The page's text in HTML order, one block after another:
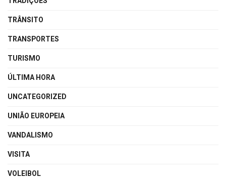
TRÂNSITO
TRANSPORTES
TURISMO
ÚLTIMA HORA
UNCATEGORIZED
UNIÃO EUROPEIA
VANDALISMO
VISITA
VOLEIBOL